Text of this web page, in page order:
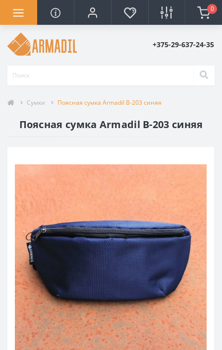
0
+375-29-637-24-35
Сумки Поясная сумка Armadil B-203 синяя
Поясная сумка Armadil B-203 синяя